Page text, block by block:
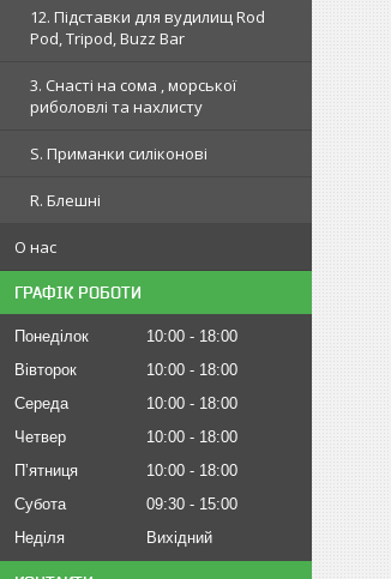
12. Підставки для вудилищ Rod
Pod, Tripod, Buzz Bar
3. Снасті на сома , морської
риболовлі та нахлисту
S. Приманки силіконові
R. Блешні
О нас
ГРАФІК РОБОТИ
Понеділок 10:00
18:00
Вівторок
10:00
18:00
Середа
10:00
18:00
Четвер
10:00
18:00
Пʼятниця
10:00
18:00
Субота
09:30
15:00
Неділя
Вихідний